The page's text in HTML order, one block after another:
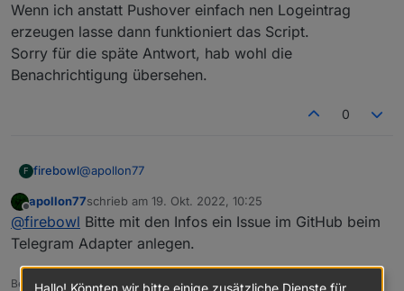
		    title:
"ioBroker" .replace(/
		    sound:
"magic",
		    priority: -1
		});
});
"triggers": [
    {
"id": "TriggerState"
"acceptedBy": "triggers",
"_id": 1665724678070,
Wenn ich anstatt Pushover einfach nen Logeintrag
erzeugen lasse dann funktioniert das Script.
Sorry für die späte Antwort, hab wohl die
Benachrichtigung übersehen.
0
F firebowl@apollon77
let cond0 = false;
on({id:
Wenn ich anstatt Pushover einfach nen Logeintrag
erzeugen lasse dann funktioniert das Script.
Sorry für die späte Antwort, hab wohl die
Benachrichtigung übersehen.
Offline
apollon77schrieb am 19. Okt. 2022, 10:25
zuletzt editiert von
@firebowl Bitte mit den Infos ein Issue im GitHub beim
Telegram Adapter anlegen.
Beitrag hat geholfen? Votet rechts unten im Beitrag :-)